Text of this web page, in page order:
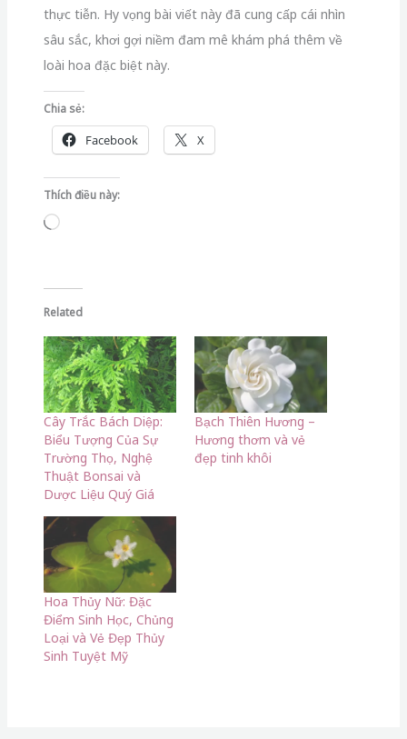
thực tiễn. Hy vọng bài viết này đã cung cấp cái nhìn
sâu sắc, khơi gợi niềm đam mê khám phá thêm về
loài hoa đặc biệt này.
Chia sẻ:
Facebook X
Thích điều này:
Đang
Related
Cây Trắc Bách Diệp:
Biểu Tượng Của Sự
Trường Thọ, Nghệ
Thuật Bonsai và
Dược Liệu Quý Giá
Bạch Thiên Hương –
Hương thơm và vẻ
đẹp tinh khôi
Hoa Thủy Nữ: Đặc
Điểm Sinh Học, Chủng
Loại và Vẻ Đẹp Thủy
Sinh Tuyệt Mỹ